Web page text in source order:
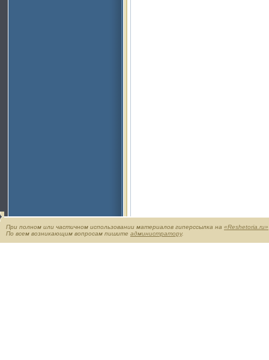
При полном или частичном использовании материалов гиперссылка на «Reshetoria.ru»
По всем возникающим вопросам пишите администратору.